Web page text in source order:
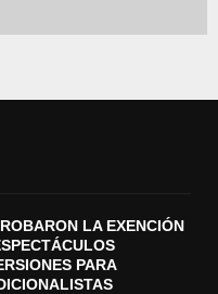
LA EXENCIÓN
PARA